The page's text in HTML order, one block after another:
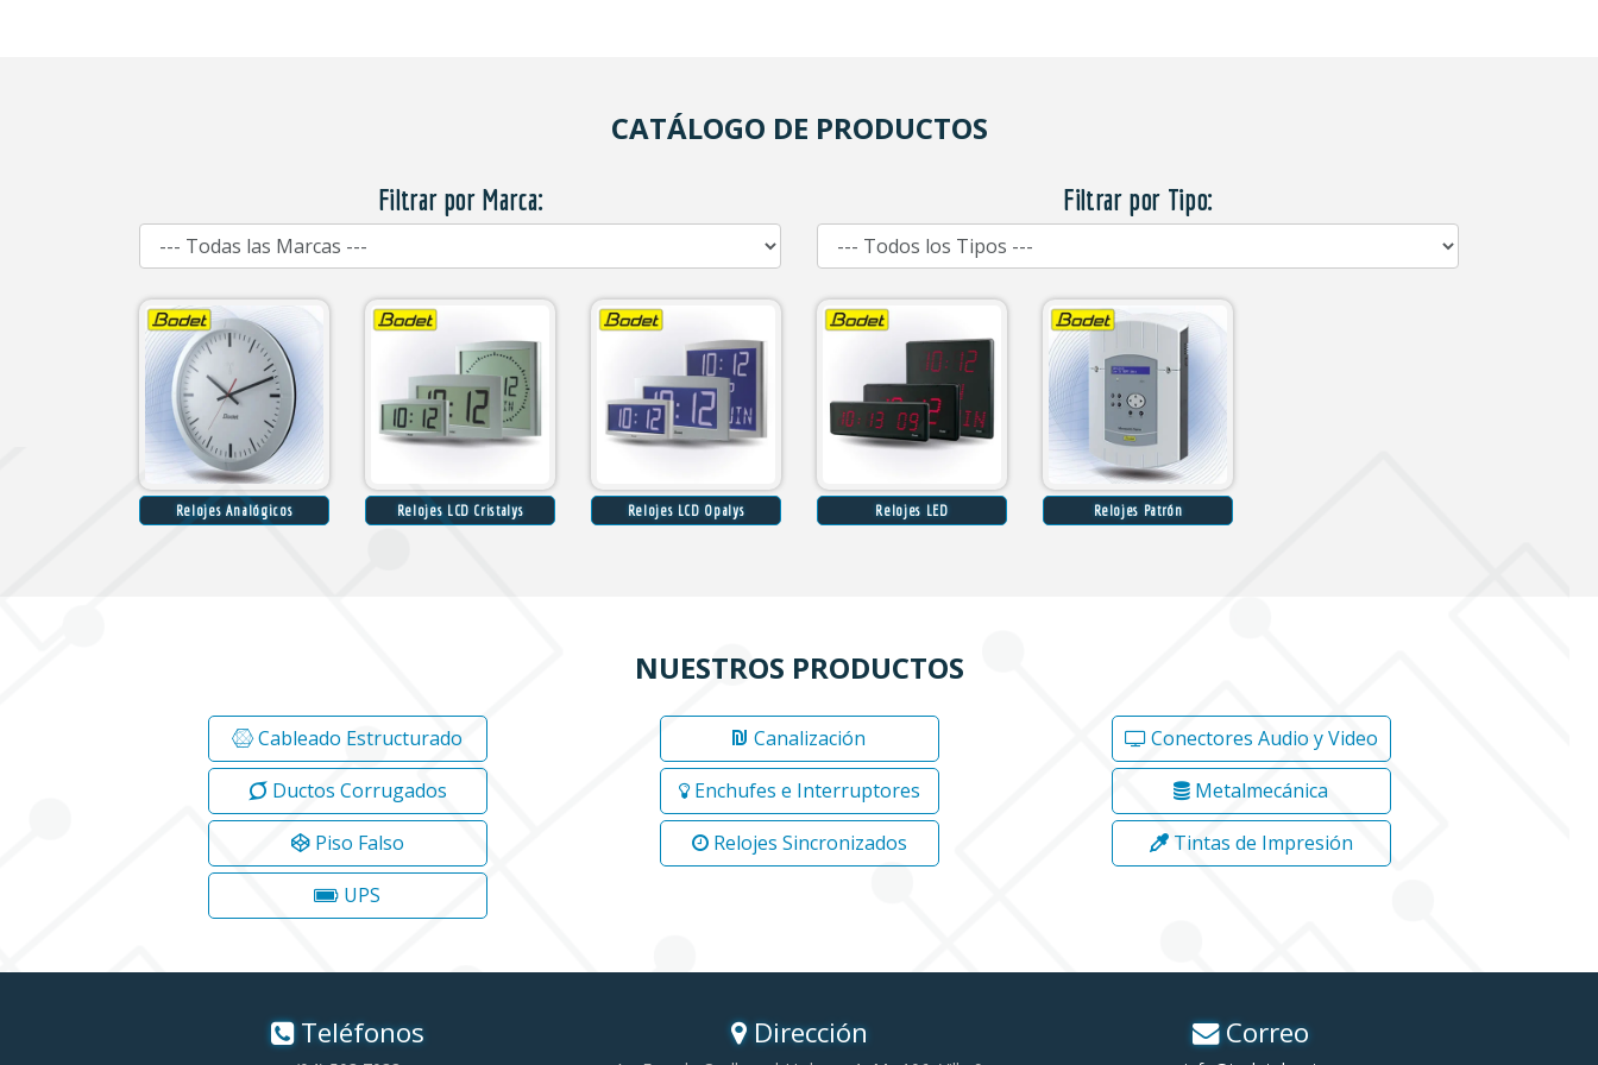
CATÁLOGO DE PRODUCTOS
Filtrar por Marca: Filtrar por Tipo:
Relojes Analógicos Relojes LCD Cristalys Relojes LCD Opalys Relojes LED Relojes Patrón
NUESTROS PRODUCTOS
Cableado Estructurado Canalización
Conectores Audio y Video
Ductos Corrugados
Enchufes e Interruptores
Metalmecánica
Piso Falso
Relojes Sincronizados
Tintas de Impresión
UPS
Teléfonos Dirección Correo